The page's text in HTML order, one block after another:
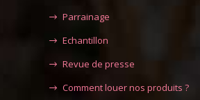
Parrainage
Echantillon
Revue de presse
Comment louer nos produits ?